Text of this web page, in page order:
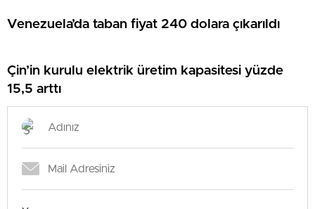
Venezuela’da taban fiyat 240 dolara çıkarıldı
Çin’in kurulu elektrik üretim kapasitesi yüzde
15,5 arttı